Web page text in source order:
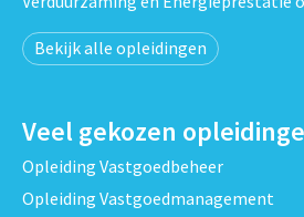
Bekijk alle opleidingen
Veel gekozen
Opleiding Vastgoedbeheer
Opleiding Vastgoedmanagement